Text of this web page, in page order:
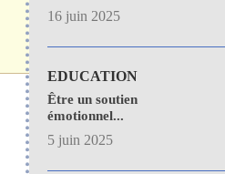
16 juin 2025
EDUCATION
Être un soutien
émotionnel...
5 juin 2025